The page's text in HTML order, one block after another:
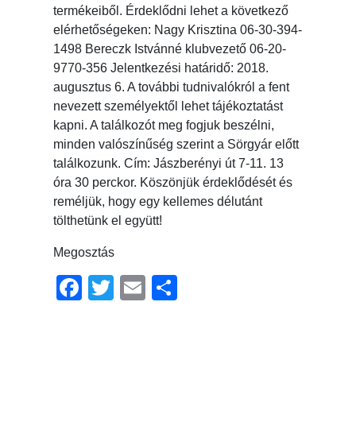
termékeiből. Érdeklődni lehet a következő
elérhetőségeken: Nagy Krisztina 06-30-394-
1498 Bereczk Istvánné klubvezető 06-20-
9770-356 Jelentkezési határidő: 2018.
augusztus 6. A további tudnivalókról a fent
nevezett személyektől lehet tájékoztatást
kapni. A találkozót meg fogjuk beszélni,
minden valószínűség szerint a Sörgyár előtt
találkozunk. Cím: Jászberényi út 7-11. 13
óra 30 perckor. Köszönjük érdeklődését és
reméljük, hogy egy kellemes délutánt
tölthetünk el együtt!
Megosztás
Facebook
TwitterEmail